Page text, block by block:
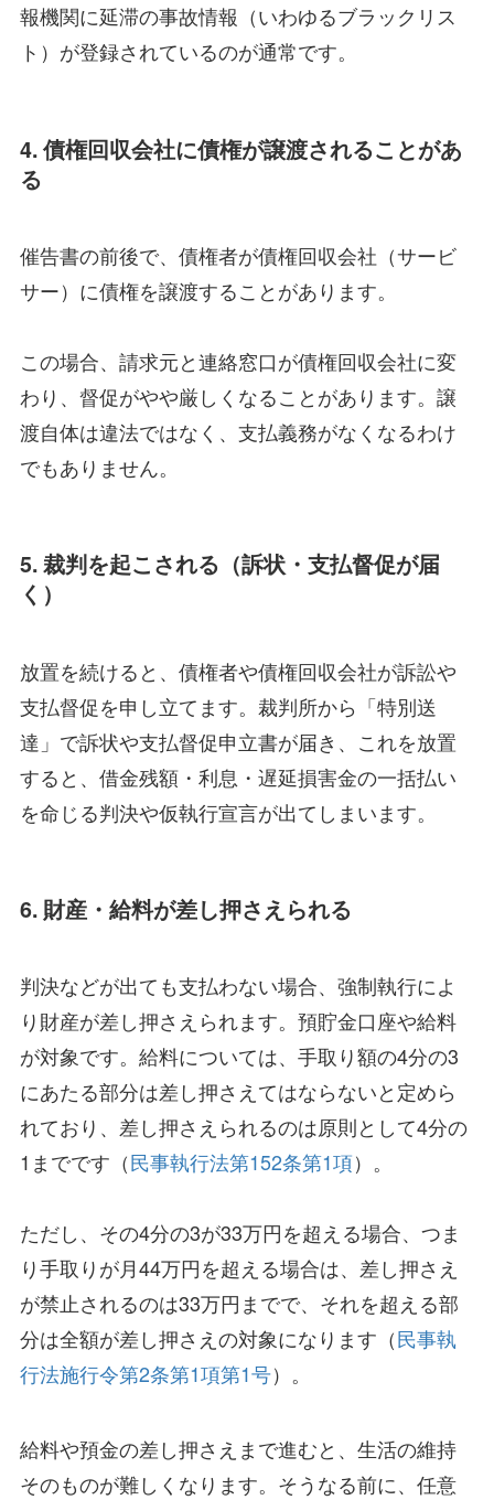
報機関に延滞の事故情報（いわゆるブラックリス
ト）が登録されているのが通常です。
4. 債権回収会社に債権が譲渡されることがあ
る
催告書の前後で、債権者が債権回収会社（サービ
サー）に債権を譲渡することがあります。
この場合、請求元と連絡窓口が債権回収会社に変
わり、督促がやや厳しくなることがあります。譲
渡自体は違法ではなく、支払義務がなくなるわけ
でもありません。
5. 裁判を起こされる（訴状・支払督促が届
く）
放置を続けると、債権者や債権回収会社が訴訟や
支払督促を申し立てます。裁判所から「特別送
達」で訴状や支払督促申立書が届き、これを放置
すると、借金残額・利息・遅延損害金の一括払い
を命じる判決や仮執行宣言が出てしまいます。
6. 財産・給料が差し押さえられる
判決などが出ても支払わない場合、強制執行によ
り財産が差し押さえられます。預貯金口座や給料
が対象です。給料については、手取り額の4分の3
にあたる部分は差し押さえてはならないと定めら
れており、差し押さえられるのは原則として4分の
1までです（民事執行法第152条第1項）。
ただし、その4分の3が33万円を超える場合、つま
り手取りが月44万円を超える場合は、差し押さえ
が禁止されるのは33万円までで、それを超える部
分は全額が差し押さえの対象になります（民事執
行法施行令第2条第1項第1号）。
給料や預金の差し押さえまで進むと、生活の維持
そのものが難しくなります。そうなる前に、任意